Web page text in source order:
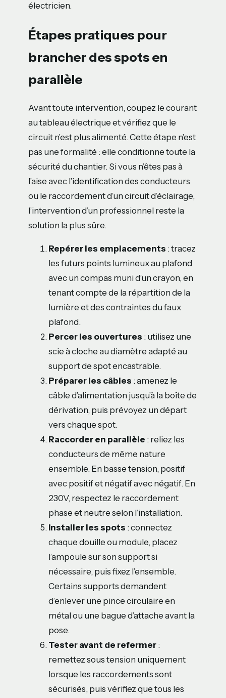
électricien.
Étapes pratiques pour
brancher des spots en
parallèle
Avant toute intervention, coupez le courant
au tableau électrique et vérifiez que le
circuit n’est plus alimenté. Cette étape n’est
pas une formalité : elle conditionne toute la
sécurité du chantier. Si vous n’êtes pas à
l’aise avec l’identification des conducteurs
ou le raccordement d’un circuit d’éclairage,
l’intervention d’un professionnel reste la
solution la plus sûre.
Repérer les emplacements : tracez
les futurs points lumineux au plafond
avec un compas muni d’un crayon, en
tenant compte de la répartition de la
lumière et des contraintes du faux
plafond.
Percer les ouvertures : utilisez une
scie à cloche au diamètre adapté au
support de spot encastrable.
Préparer les câbles : amenez le
câble d’alimentation jusqu’à la boîte de
dérivation, puis prévoyez un départ
vers chaque spot.
Raccorder en parallèle : reliez les
conducteurs de même nature
ensemble. En basse tension, positif
avec positif et négatif avec négatif. En
230V, respectez le raccordement
phase et neutre selon l’installation.
Installer les spots : connectez
chaque douille ou module, placez
l’ampoule sur son support si
nécessaire, puis fixez l’ensemble.
Certains supports demandent
d’enlever une pince circulaire en
métal ou une bague d’attache avant la
pose.
Tester avant de refermer :
remettez sous tension uniquement
lorsque les raccordements sont
sécurisés, puis vérifiez que tous les